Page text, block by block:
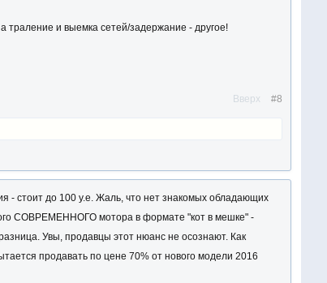
траление и выемка сетей/задержание - другое!
#8
Вверх
- стоит до 100 у.е. Жаль, что нет знакомых обладающих
СОВРЕМЕННОГО мотора в формате "кот в мешке" -
Увы, продавцы этот нюанс не осознают. Как
продавать по цене 70% от нового модели 2016